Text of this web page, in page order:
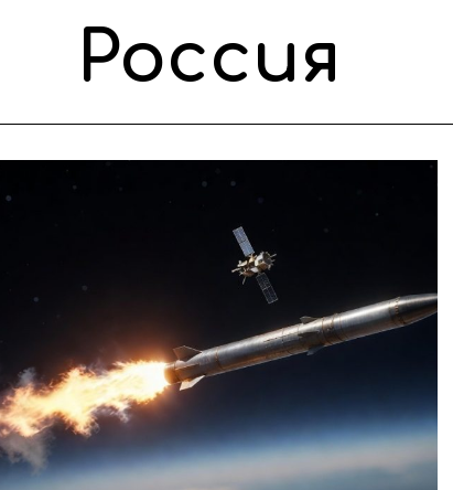
Россия